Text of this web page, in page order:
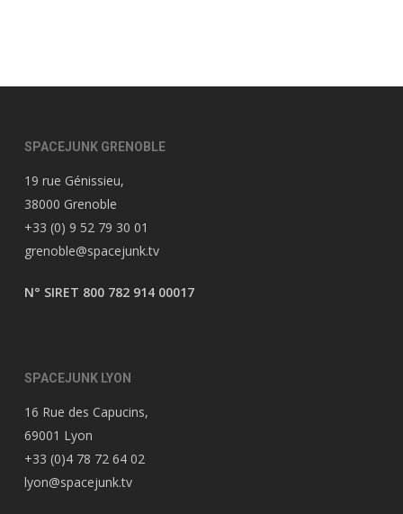
SPACEJUNK GRENOBLE
19 rue Génissieu,
38000 Grenoble
+33 (0) 9 52 79 30 01
grenoble@spacejunk.tv
N° SIRET 800 782 914 00017
SPACEJUNK LYON
16 Rue des Capucins,
69001 Lyon
+33 (0)4 78 72 64 02
lyon@spacejunk.tv